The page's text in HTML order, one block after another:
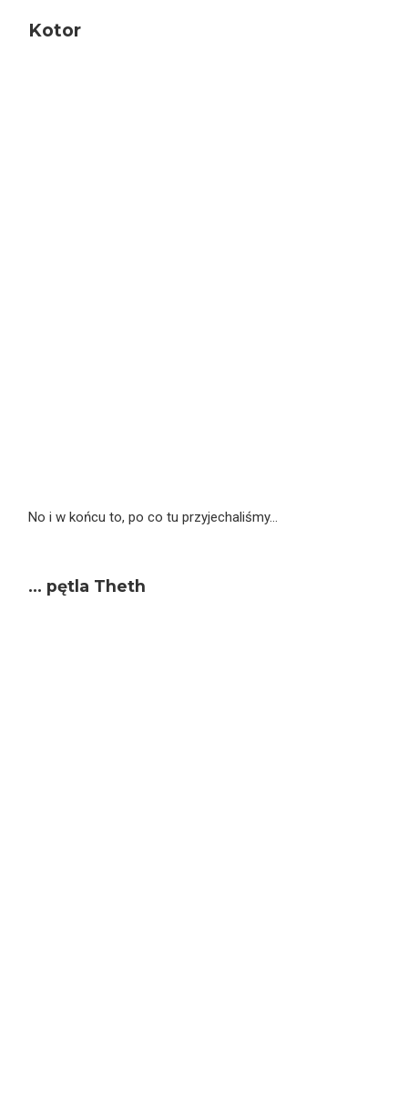
Kotor
No i w końcu to, po co tu przyjechaliśmy…
… pętla Theth